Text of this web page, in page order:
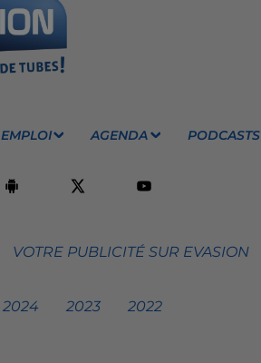
EMPLOI AGENDA PODCASTS
VOTRE PUBLICITÉ SUR EVASION
2024 2023 2022